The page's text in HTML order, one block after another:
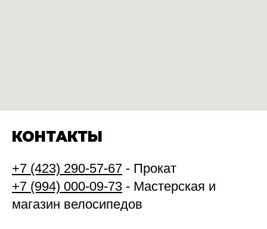
КОНТАКТЫ
+7 (423) 290-57-67 - Прокат
+7 (994) 000-09-73 - Мастерская и
магазин велосипедов